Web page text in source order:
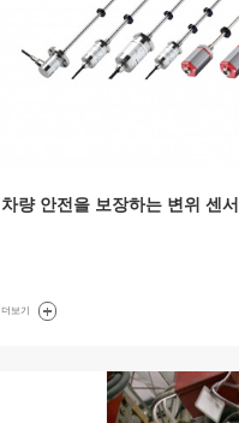
차량 안전을 보장하는 변위 센서
더보기